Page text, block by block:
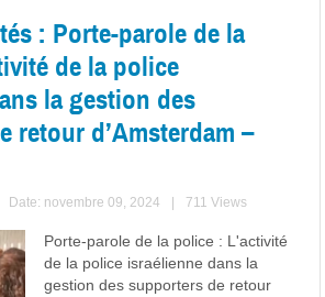
: Porte-parole de la
de la police
la gestion des
retour d’Amsterdam –
Date: novembre 09, 2024 711 Views
Porte-parole de la police : L'activité
de la police israélienne dans la
gestion des supporters de retour